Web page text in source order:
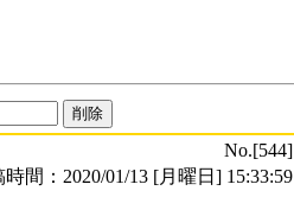
No.[544]
時間：2020/01/13 [月曜日] 15:33:59